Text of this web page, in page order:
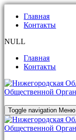
Главная
Контакты
NULL
Главная
Контакты
Toggle navigation Меню